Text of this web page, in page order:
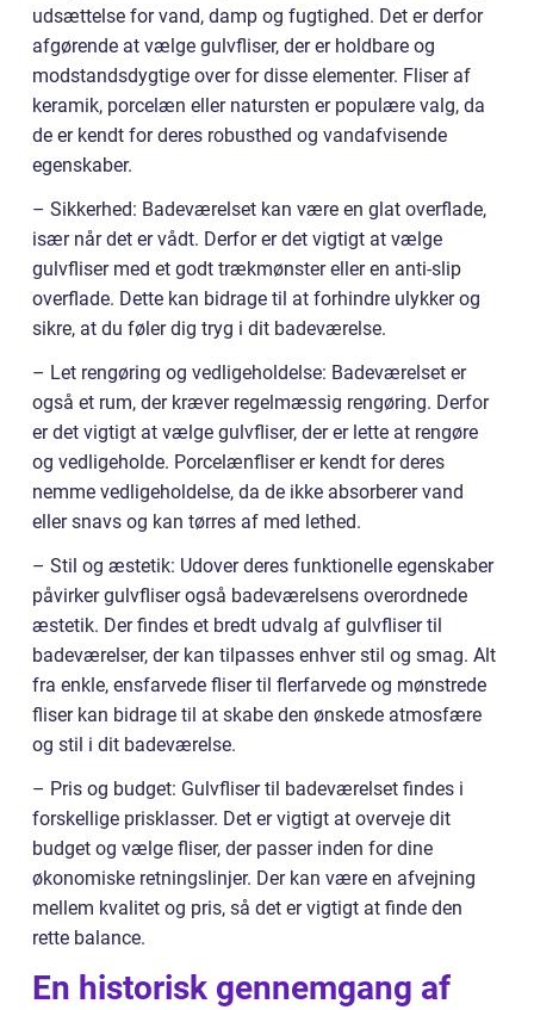
udsættelse for vand, damp og fugtighed. Det er derfor
afgørende at vælge gulvfliser, der er holdbare og
modstandsdygtige over for disse elementer. Fliser af
keramik, porcelæn eller natursten er populære valg, da
de er kendt for deres robusthed og vandafvisende
egenskaber.
– Sikkerhed: Badeværelset kan være en glat overflade,
især når det er vådt. Derfor er det vigtigt at vælge
gulvfliser med et godt trækmønster eller en anti-slip
overflade. Dette kan bidrage til at forhindre ulykker og
sikre, at du føler dig tryg i dit badeværelse.
– Let rengøring og vedligeholdelse: Badeværelset er
også et rum, der kræver regelmæssig rengøring. Derfor
er det vigtigt at vælge gulvfliser, der er lette at rengøre
og vedligeholde. Porcelænfliser er kendt for deres
nemme vedligeholdelse, da de ikke absorberer vand
eller snavs og kan tørres af med lethed.
– Stil og æstetik: Udover deres funktionelle egenskaber
påvirker gulvfliser også badeværelsens overordnede
æstetik. Der findes et bredt udvalg af gulvfliser til
badeværelser, der kan tilpasses enhver stil og smag. Alt
fra enkle, ensfarvede fliser til flerfarvede og mønstrede
fliser kan bidrage til at skabe den ønskede atmosfære
og stil i dit badeværelse.
– Pris og budget: Gulvfliser til badeværelset findes i
forskellige prisklasser. Det er vigtigt at overveje dit
budget og vælge fliser, der passer inden for dine
økonomiske retningslinjer. Der kan være en afvejning
mellem kvalitet og pris, så det er vigtigt at finde den
rette balance.
En historisk gennemgang af